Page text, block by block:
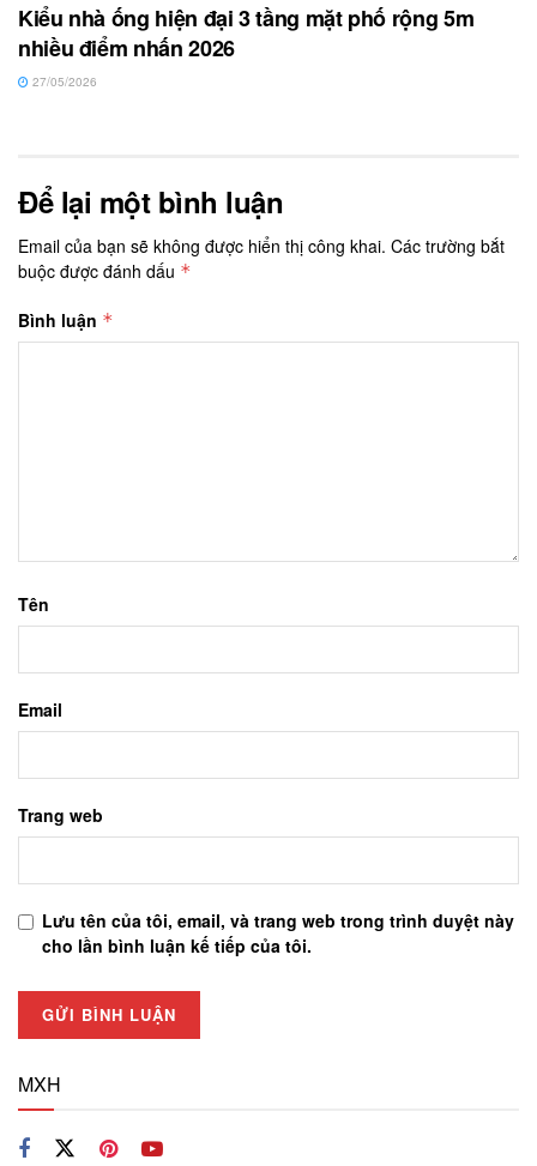
Kiểu nhà ống hiện đại 3 tầng mặt phố rộng 5m
nhiều điểm nhấn 2026
27/05/2026
Để lại một bình luận
Email của bạn sẽ không được hiển thị công khai. Các trường bắt
buộc được đánh dấu *
Bình luận *
Tên
Email
Trang web
Lưu tên của tôi, email, và trang web trong trình duyệt này
cho lần bình luận kế tiếp của tôi.
MXH